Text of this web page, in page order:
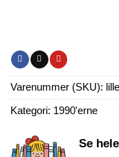
Varenummer (SKU):
Kategori: 1990'erne
Se